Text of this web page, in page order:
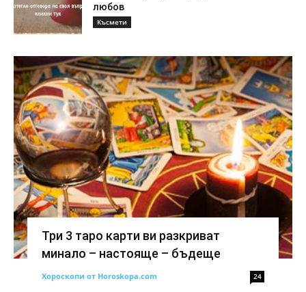
любов
Късмети
Три 3 таро карти ви разкриват
минало – настояще – бъдеще
Хороскопи от Horoskopa.com 24